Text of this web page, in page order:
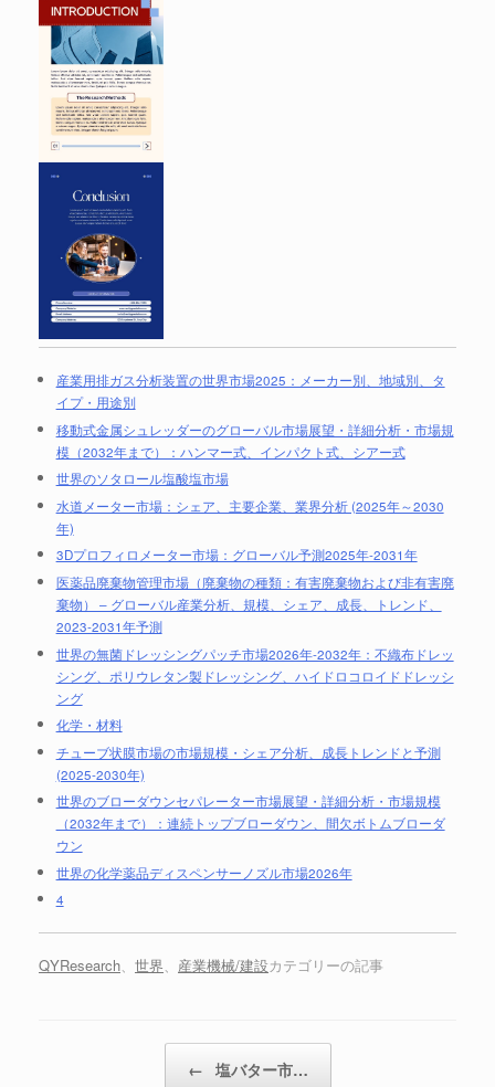
産業用排ガス分析装置の世界市場2025：メーカー別、地域別、タ
イプ・用途別
移動式金属シュレッダーのグローバル市場展望・詳細分析・市場規
模（2032年まで）：ハンマー式、インパクト式、シアー式
世界のソタロール塩酸塩市場
水道メーター市場：シェア、主要企業、業界分析 (2025年～2030
年)
3Dプロフィロメーター市場：グローバル予測2025年-2031年
医薬品廃棄物管理市場（廃棄物の種類：有害廃棄物および非有害廃
棄物） – グローバル産業分析、規模、シェア、成長、トレンド、
2023-2031年予測
世界の無菌ドレッシングパッチ市場2026年-2032年：不織布ドレッ
シング、ポリウレタン製ドレッシング、ハイドロコロイドドレッシ
ング
化学・材料
チューブ状膜市場の市場規模・シェア分析、成長トレンドと予測
(2025-2030年)
世界のブローダウンセパレーター市場展望・詳細分析・市場規模
（2032年まで）：連続トップブローダウン、間欠ボトムブローダ
ウン
世界の化学薬品ディスペンサーノズル市場2026年
4
QYResearch、 世界、 産業機械/建設カテゴリーの記事
← 塩バター市…